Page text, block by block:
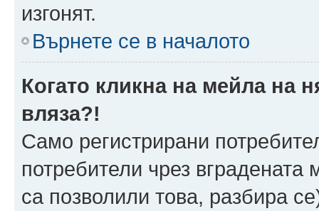
изгонят.
Върнете се в началото
Когато кликна на мейла на
вляза?!
Само регистрирани
потребители чрез
са позволили това, разбира